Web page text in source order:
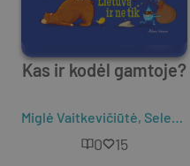
Kas ir kodėl gamtoje?
Miglė Vaitkevičiūtė, Selemonas Paltanavičius
0 15